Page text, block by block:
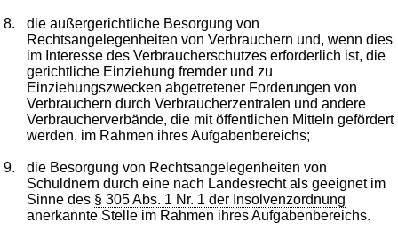
8.
die außergerichtliche Besorgung von
Rechtsangelegenheiten von Verbrauchern und, wenn dies
im Interesse des Verbraucherschutzes erforderlich ist, die
gerichtliche Einziehung fremder und zu
Einziehungszwecken abgetretener Forderungen von
Verbrauchern durch Verbraucherzentralen und andere
Verbraucherverbände, die mit öffentlichen Mitteln gefördert
werden, im Rahmen ihres Aufgabenbereichs;
9.
die Besorgung von Rechtsangelegenheiten von
Schuldnern durch eine nach Landesrecht als geeignet im
Sinne des § 305 Abs. 1 Nr. 1 der Insolvenzordnung
anerkannte Stelle im Rahmen ihres Aufgabenbereichs.